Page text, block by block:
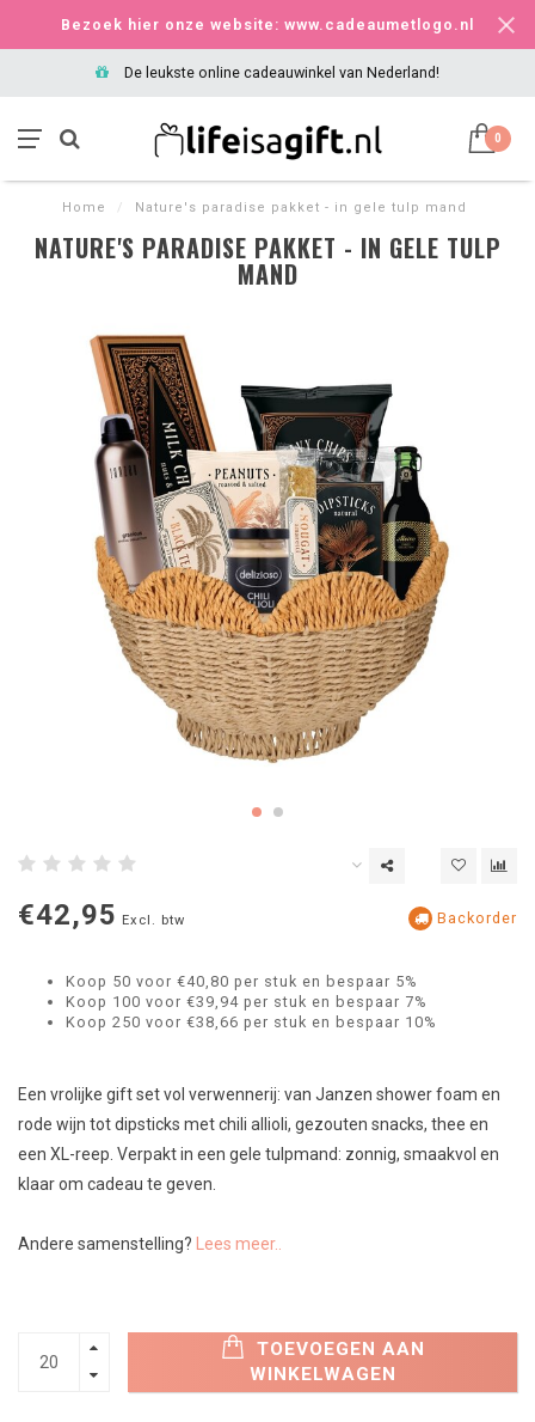
Bezoek hier onze website: www.cadeaumetlogo.nl
De leukste online cadeauwinkel van Nederland!
0
Home / Nature's paradise pakket - in gele tulp mand
NATURE'S PARADISE PAKKET - IN GELE TULP
MAND
€42,95 Excl. btw Backorder
Koop 50 voor €40,80 per stuk en bespaar 5%
Koop 100 voor €39,94 per stuk en bespaar 7%
Koop 250 voor €38,66 per stuk en bespaar 10%
Een vrolijke gift set vol verwennerij: van Janzen shower foam en
rode wijn tot dipsticks met chili allioli, gezouten snacks, thee en
een XL-reep. Verpakt in een gele tulpmand: zonnig, smaakvol en
klaar om cadeau te geven.
Andere samenstelling? Lees meer..
TOEVOEGEN AAN
WINKELWAGEN